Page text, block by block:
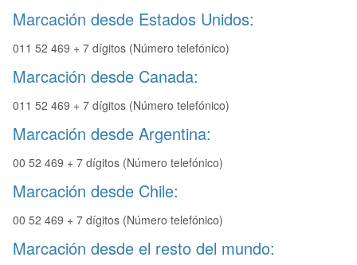
Marcación desde Estados Unidos:
011 52 469 + 7 dígitos (Número telefónico)
Marcación desde Canada:
011 52 469 + 7 dígitos (Número telefónico)
Marcación desde Argentina:
00 52 469 + 7 dígitos (Número telefónico)
Marcación desde Chile:
00 52 469 + 7 dígitos (Número telefónico)
Marcación desde el resto del mundo: